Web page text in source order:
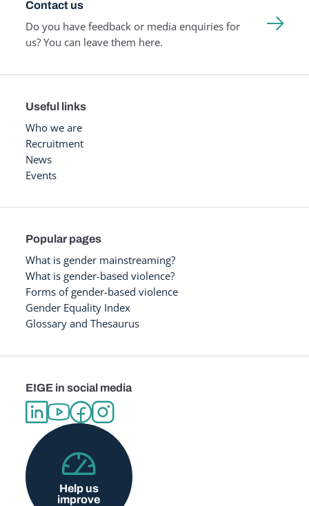
Contact us
Do you have feedback or media enquiries for
us? You can leave them here.
Useful links
Who we are
Recruitment
News
Events
Popular pages
What is gender mainstreaming?
What is gender-based violence?
Forms of gender-based violence
Gender Equality Index
Glossary and Thesaurus
EIGE in social media
Help us
improve